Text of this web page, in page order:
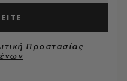
Προστασίας